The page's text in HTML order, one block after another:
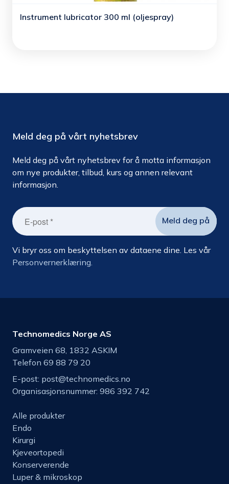
Instrument lubricator 300 ml (oljespray)
Meld deg på vårt nyhetsbrev
Meld deg på vårt nyhetsbrev for å motta informasjon
om nye produkter, tilbud, kurs og annen relevant
informasjon.
Vi bryr oss om beskyttelsen av dataene dine. Les vår
Personvernerklæring.
Technomedics Norge AS
Gramveien 68, 1832 ASKIM
Telefon 69 88 79 20
E-post: post@technomedics.no
Organisasjonsnummer: 986 392 742
Alle produkter
Endo
Kirurgi
Kjeveortopedi
Konserverende
Luper & mikroskop